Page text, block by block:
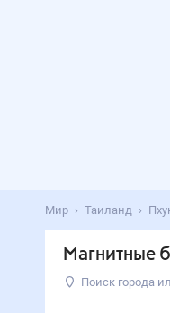
Мир Таиланд
Магнитные
Поиск города